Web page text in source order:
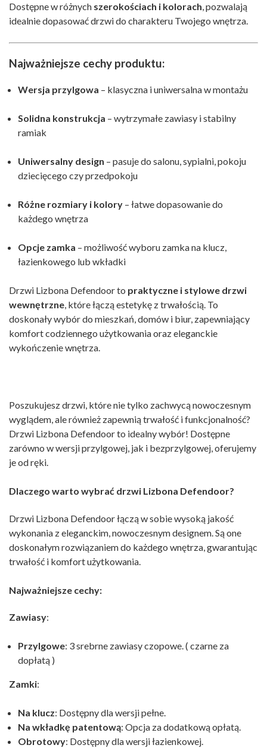
Dostępne w różnych szerokościach i kolorach, pozwalają
idealnie dopasować drzwi do charakteru Twojego wnętrza.
Najważniejsze cechy produktu:
Wersja przylgowa – klasyczna i uniwersalna w montażu
Solidna konstrukcja – wytrzymałe zawiasy i stabilny
ramiak
Uniwersalny design – pasuje do salonu, sypialni, pokoju
dziecięcego czy przedpokoju
Różne rozmiary i kolory – łatwe dopasowanie do
każdego wnętrza
Opcje zamka – możliwość wyboru zamka na klucz,
łazienkowego lub wkładki
Drzwi Lizbona Defendoor to praktyczne i stylowe drzwi
wewnętrzne, które łączą estetykę z trwałością. To
doskonały wybór do mieszkań, domów i biur, zapewniający
komfort codziennego użytkowania oraz eleganckie
wykończenie wnętrza.
Poszukujesz drzwi, które nie tylko zachwycą nowoczesnym
wyglądem, ale również zapewnią trwałość i funkcjonalność?
Drzwi Lizbona Defendoor to idealny wybór! Dostępne
zarówno w wersji przylgowej, jak i bezprzylgowej, oferujemy
je od ręki.
Dlaczego warto wybrać drzwi Lizbona Defendoor?
Drzwi Lizbona Defendoor łączą w sobie wysoką jakość
wykonania z eleganckim, nowoczesnym designem. Są one
doskonałym rozwiązaniem do każdego wnętrza, gwarantując
trwałość i komfort użytkowania.
Najważniejsze cechy:
Zawiasy:
Przylgowe: 3 srebrne zawiasy czopowe. ( czarne za
dopłatą )
Zamki:
Na klucz: Dostępny dla wersji pełne.
Na wkładkę patentową: Opcja za dodatkową opłatą.
Obrotowy: Dostępny dla wersji łazienkowej.